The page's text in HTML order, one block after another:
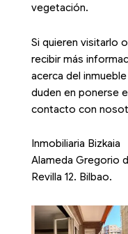
vegetación.
Si quieren visitarlo o
recibir más
acerca del
duden en ponerse
contacto con
Inmobiliaria Bizkaia
Alameda Gregorio
Revilla 12. Bilbao.